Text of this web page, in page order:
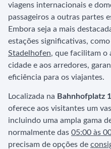
viagens internacionais e
passageiros a outras partes
Embora seja a mais
estações significativas, como
Stadelhofen, que facilitam o
cidade e aos arredores,
eficiência para os viajantes.
Localizada na Bahnhofplatz
oferece aos visitantes um
incluindo uma ampla gama
normalmente das 05:00 às
precisam de opções de